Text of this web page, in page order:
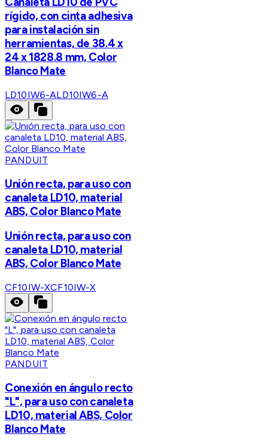
rígido, con cinta adhesiva
para instalación sin
herramientas, de 38.4 x
24 x 1828.8 mm, Color
Blanco Mate
LD10IW6-ALD10IW6-A
PANDUIT
Unión recta, para uso con
canaleta LD10, material
ABS, Color Blanco Mate
Unión recta, para uso con
canaleta LD10, material
ABS, Color Blanco Mate
CF10IW-XCF10IW-X
PANDUIT
Conexión en ángulo recto
"L", para uso con canaleta
LD10, material ABS, Color
Blanco Mate